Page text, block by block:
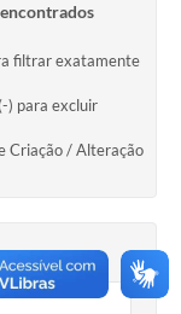
filtrar exatamente
) para excluir
Criação / Alteração